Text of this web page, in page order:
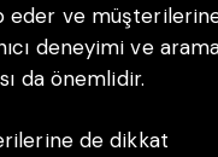
eder ve
deneyimi ve
da önemlidir.
de dikkat